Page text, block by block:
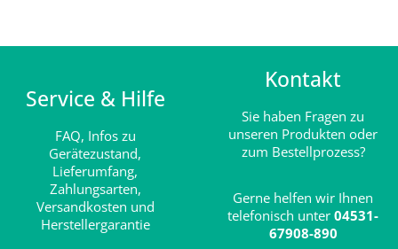
Service & Hilfe
FAQ, Infos zu
Gerätezustand,
Lieferumfang,
Zahlungsarten,
Versandkosten und
Herstellergarantie
Kontakt
Sie haben Fragen zu
unseren Produkten oder
zum Bestellprozess?
Gerne helfen wir Ihnen
telefonisch unter 04531-
67908-890